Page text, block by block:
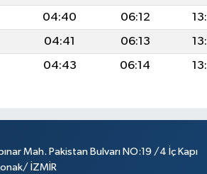
04:40 06:12
04:41 06:13
04:43 06:14
Mah. Pakistan Bulvarı NO:19 /4 İç Kapı
İZMİR